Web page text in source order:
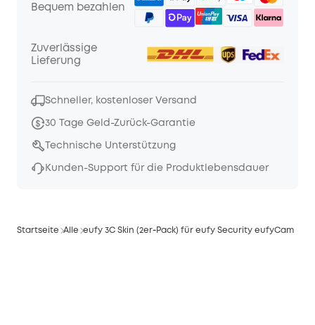
Bequem bezahlen
Zuverlässige
Lieferung
Schneller, kostenloser Versand
30 Tage Geld-Zurück-Garantie
Technische Unterstützung
Kunden-Support für die Produktlebensdauer
Startseite Alle eufy 3C Skin (2er‑Pack) für eufy Security eufyCam